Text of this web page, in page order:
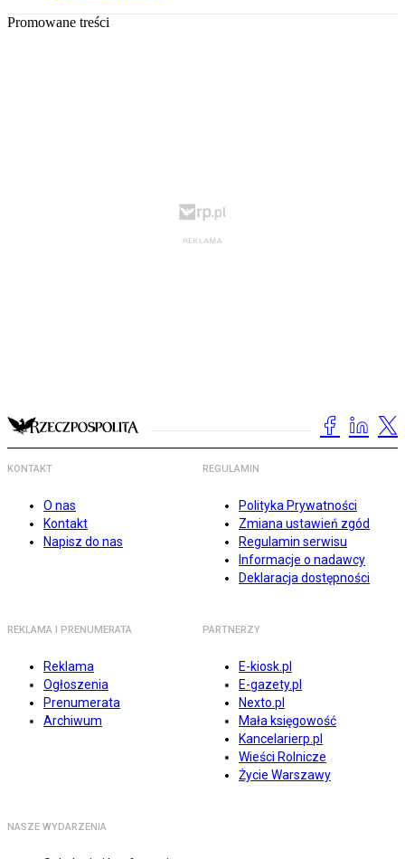
Promowane treści
KONTAKT
O nas
Kontakt
Napisz do nas
REGULAMIN
Polityka Prywatności
Zmiana ustawień zgód
Regulamin serwisu
Informacje o nadawcy
Deklaracja dostępności
REKLAMA I PRENUMERATA
Reklama
Ogłoszenia
Prenumerata
Archiwum
PARTNERZY
E-kiosk.pl
E-gazety.pl
Nexto.pl
Mała księgowość
Kancelarierp.pl
Wieści Rolnicze
Życie Warszawy
NASZE WYDARZENIA